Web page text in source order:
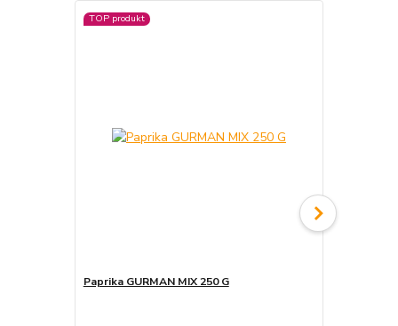
TOP produkt
Paprika GURMAN MIX 250 G